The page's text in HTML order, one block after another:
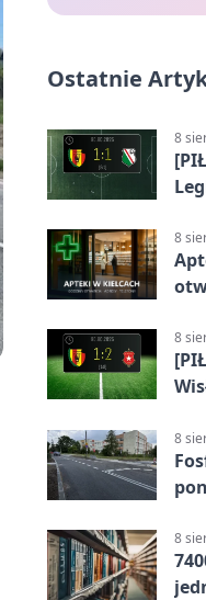
Ostatnie
8
8
8
8
8